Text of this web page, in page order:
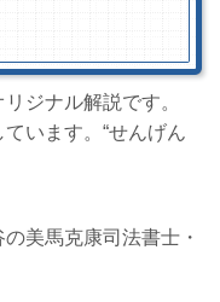
ジナル解説です。
います。“せんげん
美馬克康司法書士・